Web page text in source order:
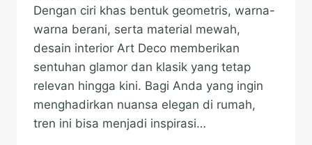
Dengan ciri khas bentuk geometris, warna-
warna berani, serta material mewah,
desain interior Art Deco memberikan
sentuhan glamor dan klasik yang tetap
relevan hingga kini. Bagi Anda yang ingin
menghadirkan nuansa elegan di rumah,
tren ini bisa menjadi inspirasi…